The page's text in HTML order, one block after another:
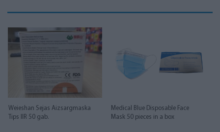
Weieshan Sejas Aizsargmaska
Tips IIR 50 gab.
Medical Blue Disposable Face
Mask 50 pieces in a box